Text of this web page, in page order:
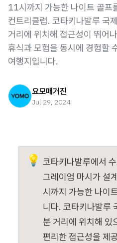
11시까지 가능한 나이트 골프
컨트리클럽. 코타키나발루 국
거리에 위치해 접근성이 뛰어
휴식과 모험을 동시에 경험할
여행지입니다.
요모매거진
Jul 29, 2024
💡 코타키나발루에서
그레이엄 마시가 설
시까지 가능한 나이
니다. 코타키나발루
분 거리에 위치해 있
편리한 접근성을 제